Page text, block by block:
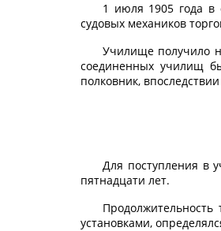
1 июля 1905 года в
судовых механиков
Училище получило
соединенных училищ
полковник,
Для поступления в
пятнадцати лет.
Продолжительность
установками,